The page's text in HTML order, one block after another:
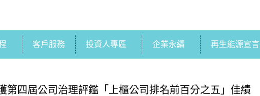
客戶服務 投資人專區 企業永續 再生能源宣言
第四屆公司治理評鑑「上櫃公司排名前百分之五」佳績